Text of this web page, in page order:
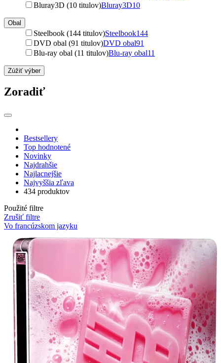
Bluray3D (10 titulov)Bluray3D10
Obal
Steelbook (144 titulov)Steelbook144
DVD obal (91 titulov)DVD obal91
Blu-ray obal (11 titulov)Blu-ray obal11
Zúžiť výber
Zoradiť
Bestsellery
Top hodnotené
Novinky
Najdrahšie
Najlacnejšie
Najvyššia zľava
434 produktov
Použité filtre
Zrušiť filtre
Vo francúzskom jazyku